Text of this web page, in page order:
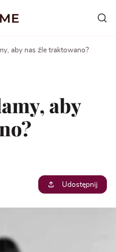
aby nas źle traktowano?
aby
Udostępnij